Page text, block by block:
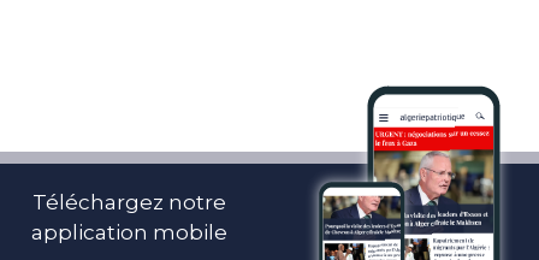
Téléchargez notre
application mobile